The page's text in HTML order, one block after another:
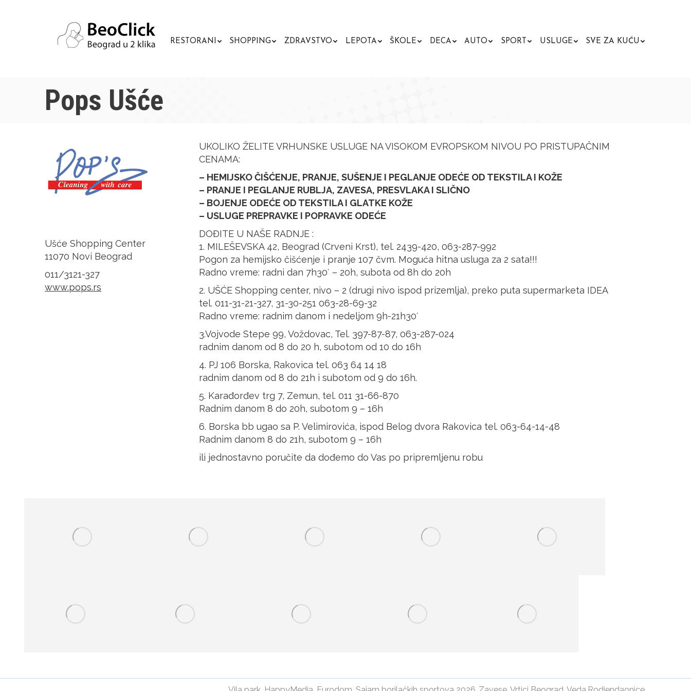
RESTORANI SHOPPING ZDRAVSTVO LEPOTA ŠKOLE DECA AUTO SPORT USLUGE SVE ZA KUĆU
Pops Ušće
Ušće Shopping Center
11070 Novi Beograd
011/3121-327
www.pops.rs
UKOLIKO ŽELITE VRHUNSKE USLUGE NA VISOKOM EVROPSKOM NIVOU PO PRISTUPAČNIM
CENAMA:
– HEMIJSKO ČIŠĆENJE, PRANJE, SUŠENJE I PEGLANJE ODEĆE OD TEKSTILA I KOŽE
– PRANJE I PEGLANJE RUBLJA, ZAVESA, PRESVLAKA I SLIČNO
– BOJENJE ODEĆE OD TEKSTILA I GLATKE KOŽE
– USLUGE PREPRAVKE I POPRAVKE ODEĆE
DOĐITE U NAŠE RADNJE :
1. MILEŠEVSKA 42, Beograd (Crveni Krst), tel. 2439-420, 063-287-992
Pogon za hemijsko čišćenje i pranje 107 čvm. Moguća hitna usluga za 2 sata!!!
Radno vreme: radni dan 7h30′ – 20h, subota od 8h do 20h
2. UŠĆE Shopping center, nivo – 2 (drugi nivo ispod prizemlja), preko puta supermarketa IDEA
tel. 011-31-21-327, 31-30-251 063-28-69-32
Radno vreme: radnim danom i nedeljom 9h-21h30′
3.Vojvode Stepe 99, Voždovac, Tel. 397-87-87, 063-287-024
radnim danom od 8 do 20 h, subotom od 10 do 16h
4. PJ 106 Borska, Rakovica tel. 063 64 14 18
radnim danom od 8 do 21h i subotom od 9 do 16h.
5. Karađorđev trg 7, Zemun, tel. 011 31-66-870
Radnim danom 8 do 20h, subotom 9 – 16h
6. Borska bb ugao sa P. Velimirovića, ispod Belog dvora Rakovica tel. 063-64-14-48
Radnim danom 8 do 21h, subotom 9 – 16h
ili jednostavno poručite da dođemo do Vas po pripremljenu robu